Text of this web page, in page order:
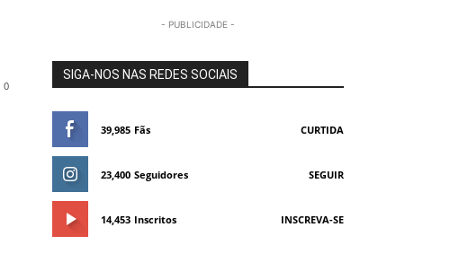
0
- PUBLICIDADE -
SIGA-NOS NAS REDES SOCIAIS
39,985 Fãs CURTIDA
23,400 Seguidores SEGUIR
14,453 Inscritos INSCREVA-SE